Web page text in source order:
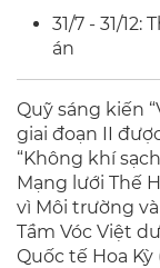
31/7 - 31/
án
Quỹ sáng kiến
giai đoạn II
“Không khí
Mạng lưới Thế
vì Môi trường
Tầm Vóc Việt
Quốc tế Hoa Kỳ